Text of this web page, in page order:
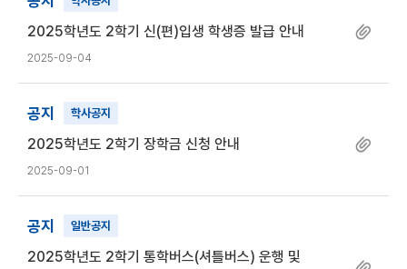
2025학년도 2학기 신(편)입생 학생증 발급 안내
2025-09-04
공지 학사공지
2025학년도 2학기 장학금 신청 안내
2025-09-01
공지 일반공지
2025학년도 2학기 통학버스(셔틀버스) 운행 및